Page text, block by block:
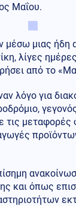
Μαΐου.
μέσω μιας ήδη
λίγες
από το
λόγο για
τις μεταφορές
και όπως